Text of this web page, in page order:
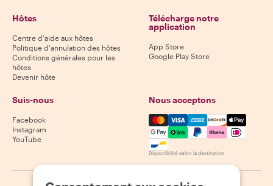
Hôtes
Centre d'aide aux hôtes
Politique d'annulation des hôtes
Conditions générales pour les
hôtes
Devenir hôte
Télécharge notre
application
App Store
Google Play Store
Suis-nous
Facebook
Instagram
YouTube
Nous acceptons
Mastercard, Visa, Amex,
Disponibilité selon la destination